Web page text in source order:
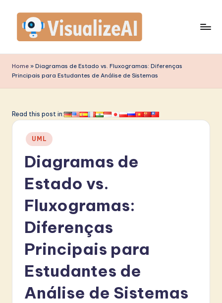
content
is
u
li
A
Home » Diagramas de Estado vs. Fluxogramas: Diferenças
Principais para Estudantes de Análise de Sistemas
Read this post in:
Posted
in
UML
Diagramas de
Estado vs.
Fluxogramas:
Diferenças
Principais para
Estudantes de
Análise de Sistemas